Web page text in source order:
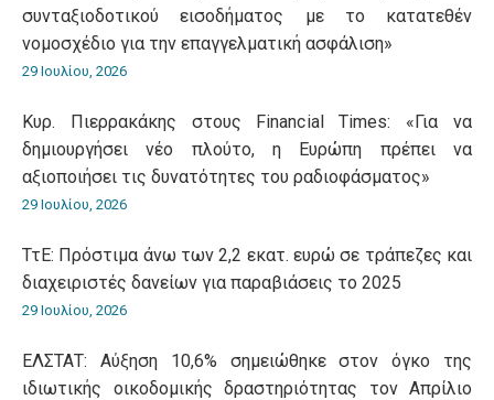
συνταξιοδοτικού εισοδήματος με το κατατεθέν
νομοσχέδιο για την επαγγελματική ασφάλιση»
29 Ιουλίου, 2026
Κυρ. Πιερρακάκης στους Financial Times: «Για να
δημιουργήσει νέο πλούτο, η Ευρώπη πρέπει να
αξιοποιήσει τις δυνατότητες του ραδιοφάσματος»
29 Ιουλίου, 2026
ΤτΕ: Πρόστιμα άνω των 2,2 εκατ. ευρώ σε τράπεζες και
διαχειριστές δανείων για παραβιάσεις το 2025
29 Ιουλίου, 2026
ΕΛΣΤΑΤ: Αύξηση 10,6% σημειώθηκε στον όγκο της
ιδιωτικής οικοδομικής δραστηριότητας τον Απρίλιο